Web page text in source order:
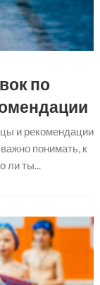
по
и рекомендации
понимать, к
ли ты...